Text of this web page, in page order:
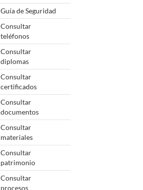
Guía de Seguridad
Consultar
teléfonos
Consultar
diplomas
Consultar
certificados
Consultar
documentos
Consultar
materiales
Consultar
patrimonio
Consultar
procesos